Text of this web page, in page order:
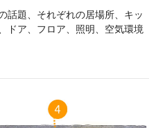
話題、それぞれの居場所、キッ
ドア、フロア、照明、空気環境